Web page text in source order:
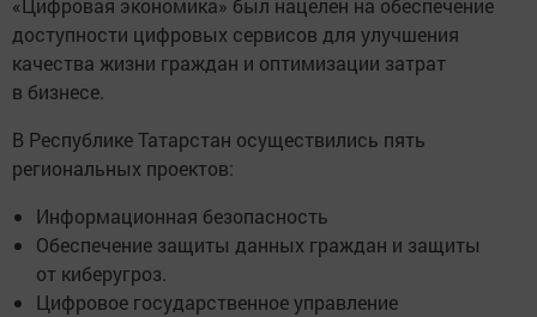
«Цифровая экономика» был нацелен на обеспечение
доступности цифровых сервисов для улучшения
качества жизни граждан и оптимизации затрат
в бизнесе.
В Республике Татарстан осуществились пять
региональных проектов:
Информационная безопасность
Обеспечение защиты данных граждан и защиты
от киберугроз.
Цифровое государственное управление